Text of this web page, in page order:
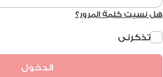
هل نسيت كلمة المرور؟
تذكرنى